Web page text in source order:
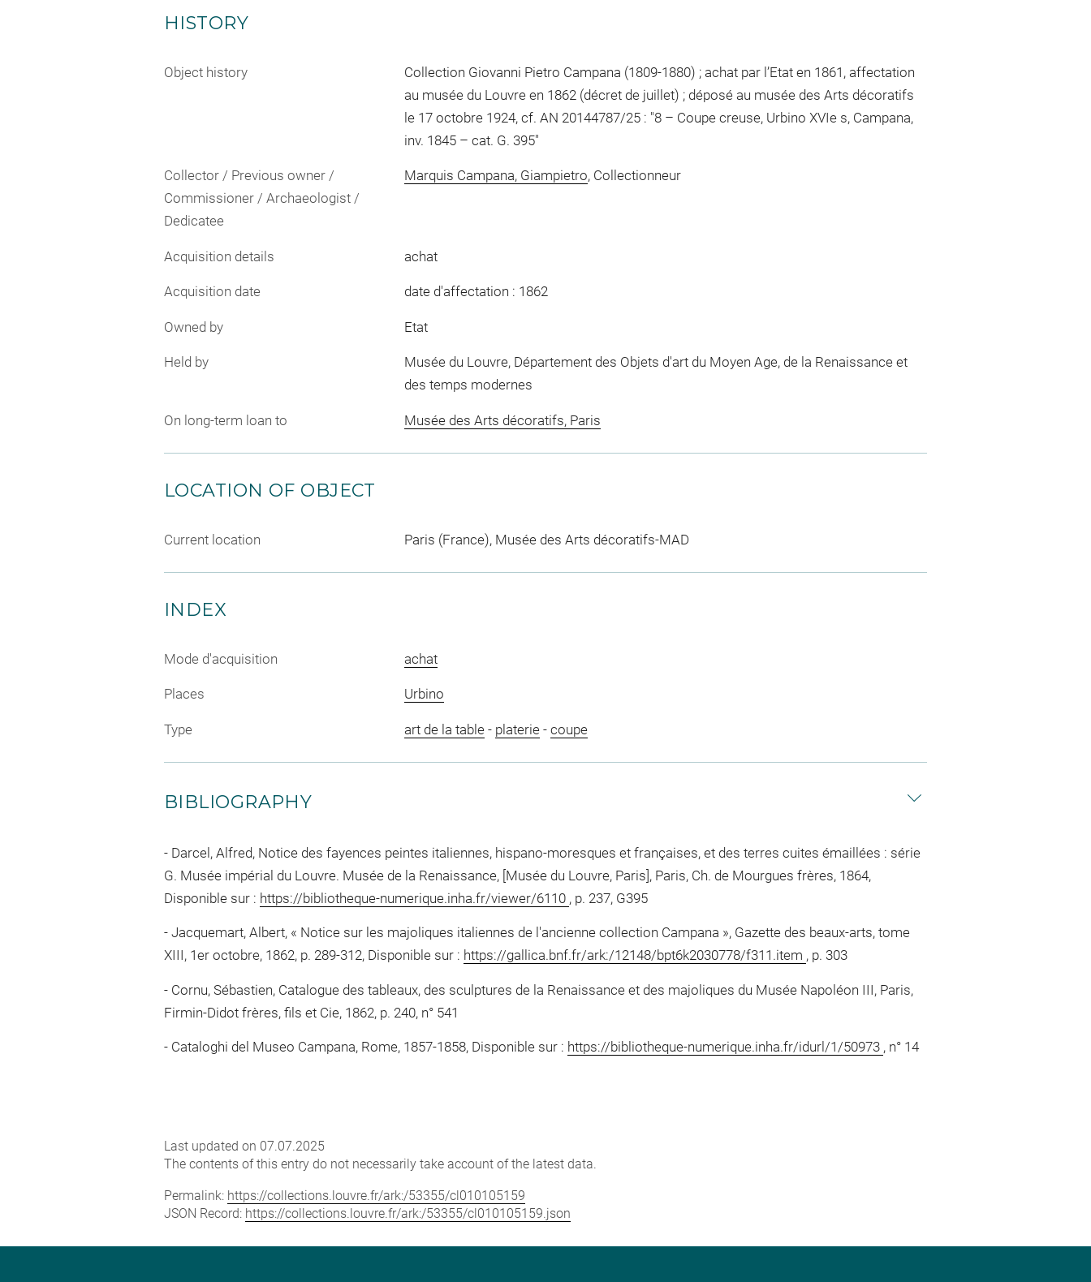
HISTORY
Object history
Collection Giovanni Pietro Campana (1809-1880) ; achat par l’Etat en 1861, affectation
au musée du Louvre en 1862 (décret de juillet) ; déposé au musée des Arts décoratifs
le 17 octobre 1924, cf. AN 20144787/25 : "8 – Coupe creuse, Urbino XVIe s, Campana,
inv. 1845 – cat. G. 395"
Collector / Previous owner /
Commissioner / Archaeologist /
Dedicatee
Marquis Campana, Giampietro, Collectionneur
Acquisition details achat
Acquisition date date d'affectation : 1862
Owned by Etat
Held by
Musée du Louvre, Département des Objets d'art du Moyen Age, de la Renaissance et
des temps modernes
On long-term loan to Musée des Arts décoratifs, Paris
LOCATION OF OBJECT
Current location Paris (France), Musée des Arts décoratifs-MAD
INDEX
Mode d'acquisition achat
Places Urbino
Type art de la table- platerie- coupe
BIBLIOGRAPHY
Darcel, Alfred, Notice des fayences peintes italiennes, hispano-moresques et françaises, et des terres cuites émaillées : série
G. Musée impérial du Louvre. Musée de la Renaissance, [Musée du Louvre, Paris], Paris, Ch. de Mourgues frères, 1864,
Disponible sur : https://bibliotheque-numerique.inha.fr/viewer/6110 , p. 237, G395
Jacquemart, Albert, « Notice sur les majoliques italiennes de l'ancienne collection Campana », Gazette des beaux-arts, tome
XIII, 1er octobre, 1862, p. 289-312, Disponible sur : https://gallica.bnf.fr/ark:/12148/bpt6k2030778/f311.item , p. 303
Cornu, Sébastien, Catalogue des tableaux, des sculptures de la Renaissance et des majoliques du Musée Napoléon III, Paris,
Firmin-Didot frères, fils et Cie, 1862, p. 240, n° 541
Cataloghi del Museo Campana, Rome, 1857-1858, Disponible sur : https://bibliotheque-numerique.inha.fr/idurl/1/50973 , n° 14
Last updated on 07.07.2025
The contents of this entry do not necessarily take account of the latest data.
Permalink: https://collections.louvre.fr/ark:/53355/cl010105159
JSON Record: https://collections.louvre.fr/ark:/53355/cl010105159.json